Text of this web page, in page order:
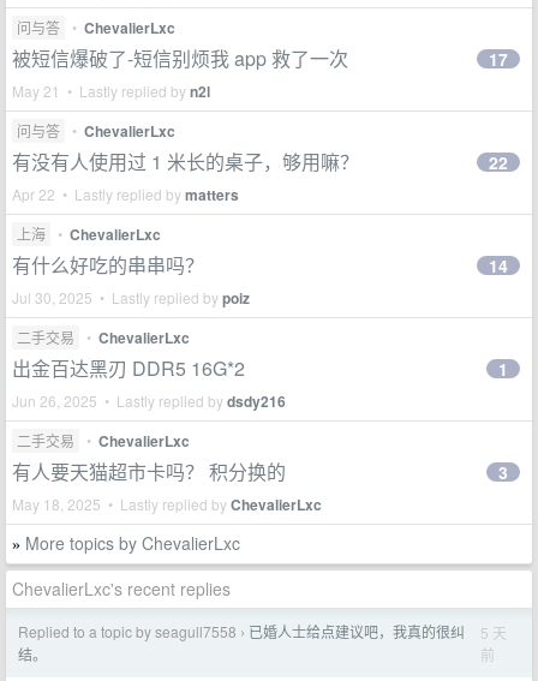
问与答 • ChevalierLxc
被短信爆破了-短信别烦我 app 救了一次
May 21 • Lastly replied byn2l
17
问与答 • ChevalierLxc
有没有人使用过 1 米长的桌子，够用嘛？
Apr 22 • Lastly replied bymatters
22
上海 • ChevalierLxc
有什么好吃的串串吗？
Jul 30, 2025 • Lastly replied bypoiz
14
二手交易 • ChevalierLxc
出金百达黑刃 DDR5 16G*2
Jun 26, 2025 • Lastly replied bydsdy216
1
二手交易 • ChevalierLxc
有人要天猫超市卡吗？ 积分换的
May 18, 2025 • Lastly replied byChevalierLxc
3
» More topics by ChevalierLxc
ChevalierLxc's recent replies
Replied to a topic by seagull7558 › 已婚人士给点建议吧，我真的很纠
结。
5 天
前